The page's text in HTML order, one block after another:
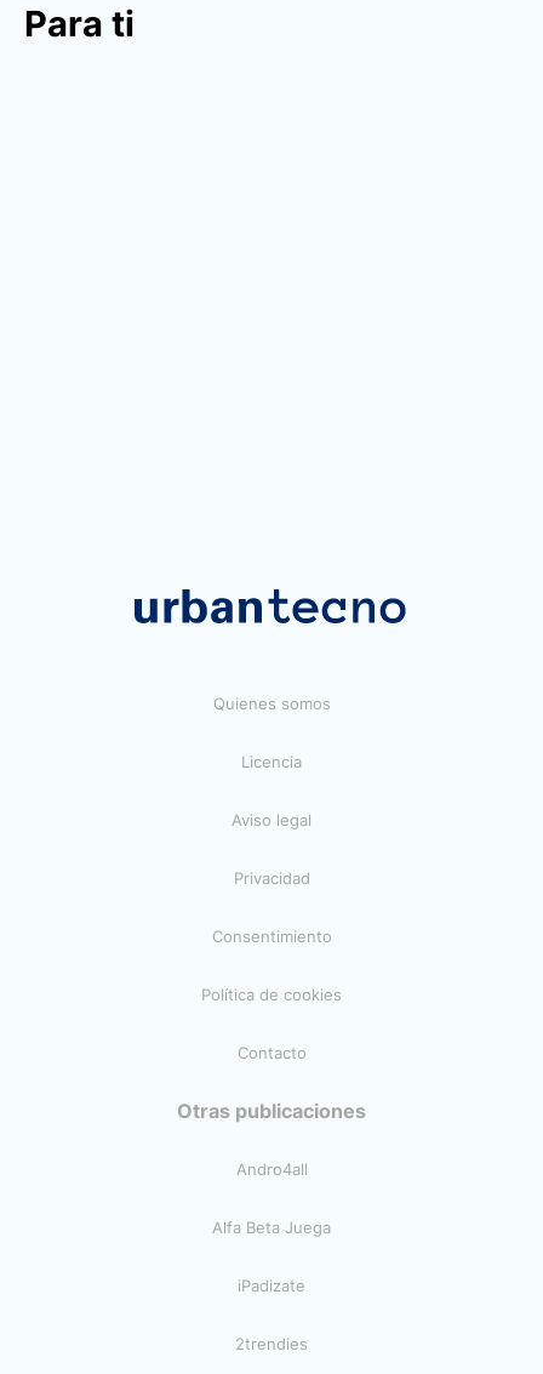
Para ti
Quienes somos
Licencia
Aviso legal
Privacidad
Consentimiento
Política de cookies
Contacto
Otras publicaciones
Andro4all
Alfa Beta Juega
iPadizate
2trendies